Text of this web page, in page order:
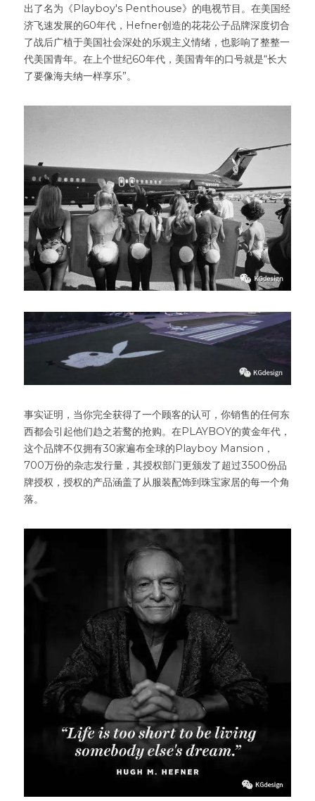
出了名为《Playboy's Penthouse》的电视节目。在美国经
济飞速发展的60年代，Hefner创造的花花公子品牌深度切合
了战后广植于美国社会深处的乐观主义情绪，也影响了整整一
代美国青年。在上个世纪60年代，美国青年的口号就是“长大
了要像海夫纳一样享乐”。
事实证明，当你完全获得了一个顾客的认可，你销售的任何东
西都会引起他们趋之若鹜的抢购。在PLAYBOY的黄金年代，
这个品牌不仅拥有30家遍布全球的Playboy Mansion，
700万份的杂志发行量，其授权部门更颁发了超过3500份品
牌授权，授权的产品涵盖了从服装配饰到珠宝家居的每一个角
落。